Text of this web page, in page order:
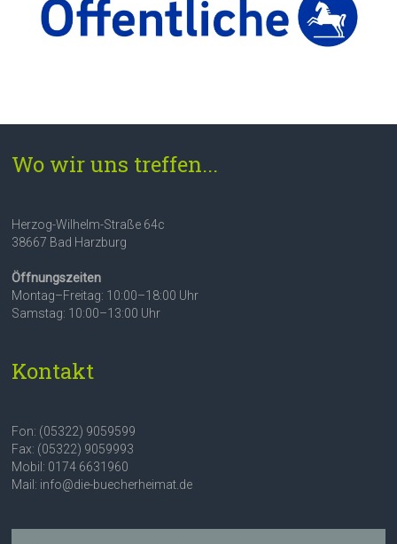
Wo wir uns treffen...
Herzog-Wilhelm-Straße 64c
38667 Bad Harzburg
Öffnungszeiten
Montag–Freitag: 10:00–18:00 Uhr
Samstag: 10:00–13:00 Uhr
Kontakt
Fon: (05322) 9059599
Fax: (05322) 9059993
Mobil: 0174 6631960
Mail: info@die-buecherheimat.de